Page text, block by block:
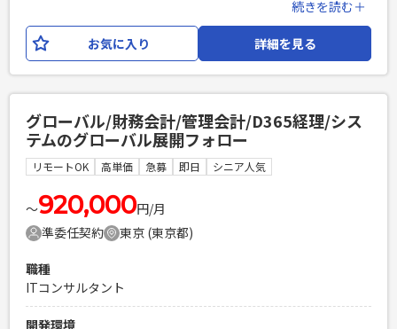
ト・権限管理等）の基本的な運用経験 ・ドキュメント作成
（マニュアル、FAQ作成など）の経験 <人物像> ・中長期的な
参画を希望される方 ・明るくフットワークが軽く、個々のメ
ンバーと柔軟に意思疎通が図れる方 ・立場に関わらず壁のな
いスムーズなコミュニケーションが取れる方 ・マルチタスク
を効率的にこなし、レスポンス早く初動を起こせる方 ・自立
して業務を組み立て、周囲と連携して進めることができる方
PHPを用いたWebサービスの開発経験4年以上
Laravelを用いた開発経験1年以上
エンジニア複数人のチームでの開発経験
を可能にするモデルバンクをソウル導入と一体となって推
進。 ステークホルダーを巻き込み主体的なプロジェクト推進
をご担当いただきたいです。 【役割】 ・プロジェクト全体進
必須スキル
・英語(ビジネスレベル) ・PMO経験(グローバル案件だと尚可)
・勘定系システム知見 ・金融業務知見
Laravelを用いた開発経験1年以上
エンジニア複数人のチームでの開発経験
続きを読む＋
お気に入り 詳細を見る
グローバル/財務会計/管理会計/D365経理/シス
テムのグローバル展開フォロー
リモートOK 高単価 急募 即日 シニア人気
〜920,000円/月
準委任契約
東京 (東京都)
職種
ITコンサルタント
開発環境